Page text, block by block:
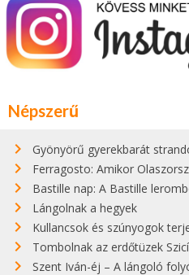
Népszerű
Gyönyörű gyerekbarát strandok
Ferragosto: Amikor
Bastille nap: A Bastille
Lángolnak a hegyek
Kullancsok és szúnyogok
Tombolnak az erdőtüzek
Szent Iván-éj – A lángoló